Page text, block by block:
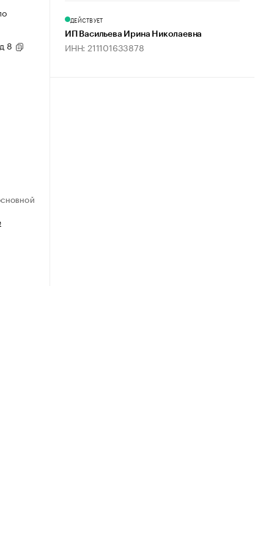
8
ДЕЙСТВУЕТ
ИП Васильева Ирина Николаевна
ИНН: 211101633878